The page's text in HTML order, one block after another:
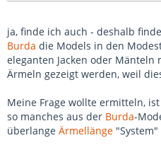
ja, finde ich auch - deshalb
Burda die Models in den
eleganten Jacken oder
Ärmeln gezeigt werden, weil
Meine Frage wollte ermitteln,
so manches aus der Burda-
überlange Ärmellänge "System"